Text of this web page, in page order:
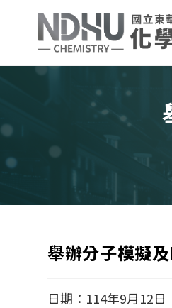
舉辦分子模擬
日期：114年9月12日